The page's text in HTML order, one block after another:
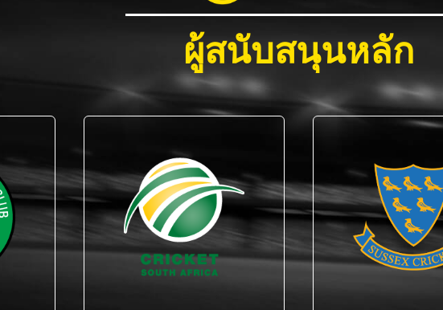
ผู้สนับสนุนหลัก